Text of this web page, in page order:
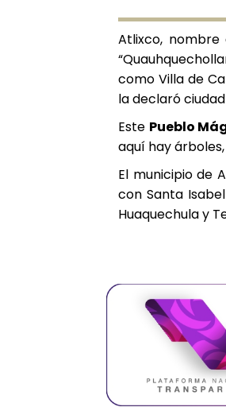
Atlixco,
como Villa de
la declaró
Este Pueblo
aquí hay
El municipio de
con Santa
Huaquechula y